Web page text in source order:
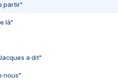
partir"
là"
a dit"
nous"